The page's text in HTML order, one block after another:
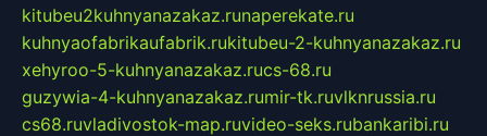
kitubeu2kuhnyanazakaz.runaperekate.ru
kuhnyaofabrikaufabrik.rukitubeu-2-kuhnyanazakaz.ru
xehyroo-5-kuhnyanazakaz.rucs-68.ru
guzywia-4-kuhnyanazakaz.rumir-tk.ruvlknrussia.ru
cs68.ruvladivostok-map.ruvideo-seks.rubankaribi.ru